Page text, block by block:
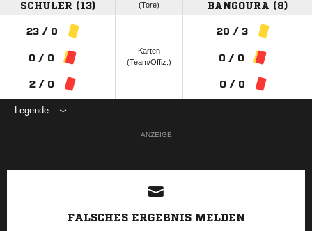
SCHULER (13)
(Tore)
BANGOURA (8)
23 / 0
0 / 0
2 / 0
Karten
(Team/Offiz.)
20 / 3
0 / 0
0 / 0
Legende
ANZEIGE
FALSCHES ERGEBNIS MELDEN